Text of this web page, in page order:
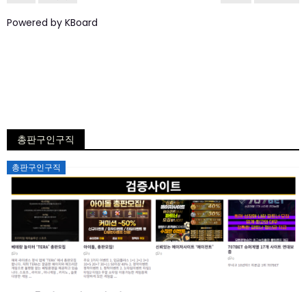
Powered by KBoard
총판구인구직
총판구인구직
Posted
on